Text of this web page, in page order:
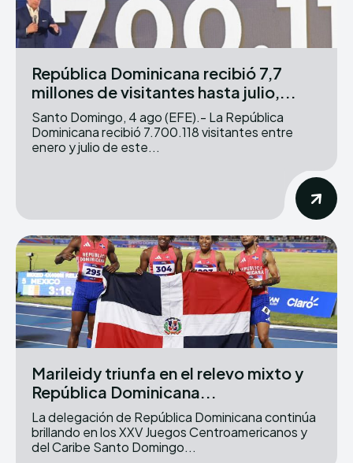
República Dominicana recibió 7,7
millones de visitantes hasta julio,...
Santo Domingo, 4 ago (EFE).- La República
Dominicana recibió 7.700.118 visitantes entre
enero y julio de este...
Marileidy triunfa en el relevo mixto y
República Dominicana...
La delegación de República Dominicana continúa
brillando en los XXV Juegos Centroamericanos y
del Caribe Santo Domingo...